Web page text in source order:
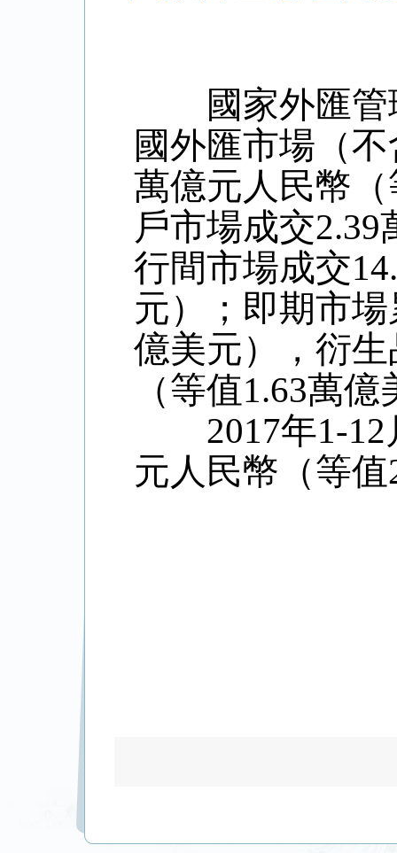
國家外匯管
國外匯市場（
萬億元人民幣
戶市場成交
行間市場成交
元）；即期市
億美元），衍
（等值1.63萬
2017年1-12
元人民幣（等